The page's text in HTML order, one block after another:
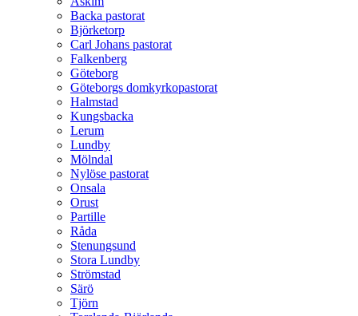
Backa pastorat
Björketorp
Carl Johans pastorat
Falkenberg
Göteborg
Göteborgs domkyrkopastorat
Halmstad
Kungsbacka
Lerum
Lundby
Mölndal
Nylöse pastorat
Onsala
Orust
Partille
Råda
Stenungsund
Stora Lundby
Strömstad
Särö
Tjörn